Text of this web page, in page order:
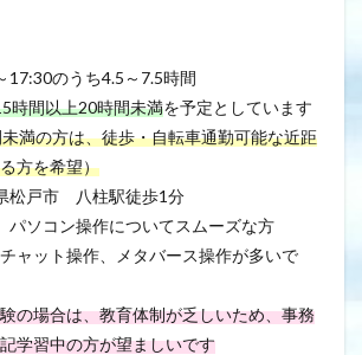
のうち4.5～7.5時間
時間以上20時間未満を予定としています
満の方は、徒歩・自転車通勤可能な近距
方を希望）
松戸市 八柱駅徒歩1分
ソコン操作についてスムーズな方
チャット操作、メタバース操作が多いで
の場合は、教育体制が乏しいため、事務
学習中の方が望ましいです